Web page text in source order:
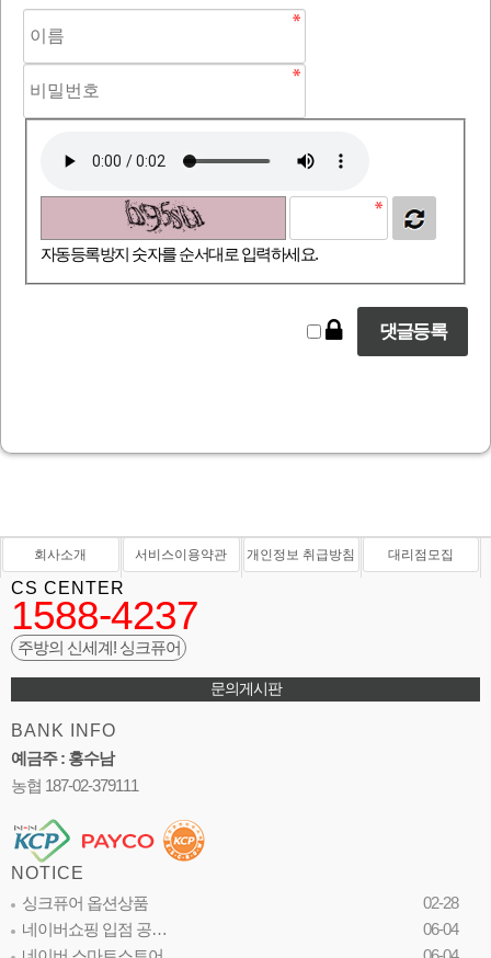
자동등록방지 숫자를 순서대로 입력하세요.
회사소개 서비스이용약관 개인정보 취급방침 대리점모집
CS CENTER
1588-4237
주방의 신세계! 싱크퓨어
문의게시판
BANK INFO
예금주 : 홍수남
농협 187-02-379111
NOTICE
싱크퓨어 옵션상품
02-28
네이버쇼핑 입점 공…
06-04